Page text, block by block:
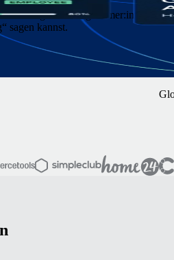
Auftragnehmer:innen
sagen kannst.